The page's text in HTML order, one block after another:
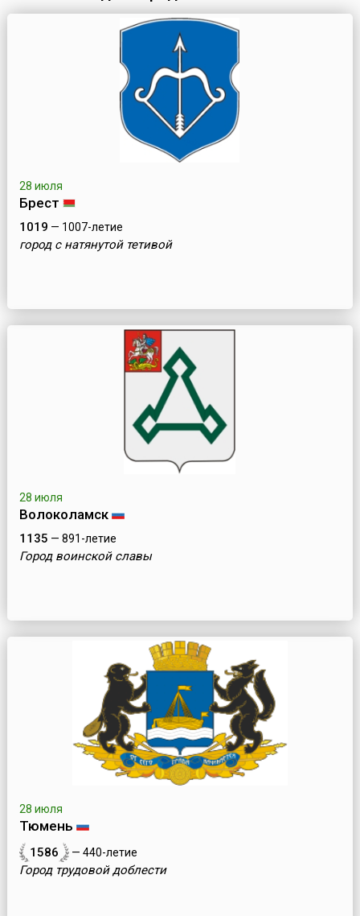
28 июля
Брест
1019 — 1007-летие
город с натянутой тетивой
28 июля
Волоколамск
1135 — 891-летие
Город воинской славы
28 июля
Тюмень
1586 — 440-летие
Город трудовой доблести